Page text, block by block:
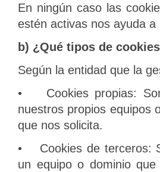
En ningún caso las
estén activas nos ayuda
b) ¿Qué tipos de
Según la entidad que la
• Cookies propias:
nuestros propios equipos
que nos solicita.
• Cookies de terceros:
un equipo o dominio